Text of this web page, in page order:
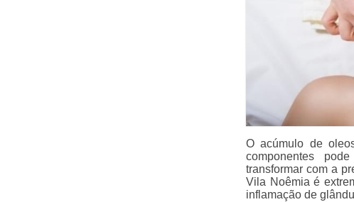
O acúmulo de
componentes
transformar com a
Vila Noêmia é
inflamação de